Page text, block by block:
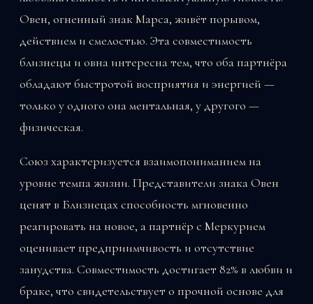
Овен, огненный знак Марса, живёт порывом,
действием и смелостью. Эта совместимость
близнецы и овна интересна тем, что оба партнёра
обладают быстротой восприятия и энергией —
только у одного она ментальная, у другого —
физическая.
Союз характеризуется взаимопониманием на
уровне темпа жизни. Представители знака Овен
ценят в Близнецах способность мгновенно
реагировать на новое, а партнёр с Меркурием
оценивает предприимчивость и отсутствие
занудства. Совместимость достигает 82% в любви и
браке, что свидетельствует о прочной основе для